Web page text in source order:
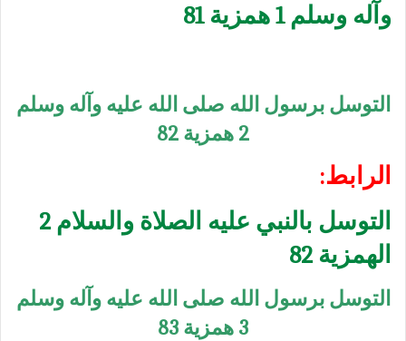
وآله وسلم 1 همزية 81
التوسل برسول الله صلى الله عليه وآله وسلم
2 همزية 82
الرابط:
التوسل بالنبي عليه الصلاة والسلام 2
الهمزية 82
التوسل برسول الله صلى الله عليه وآله وسلم
3 همزية 83